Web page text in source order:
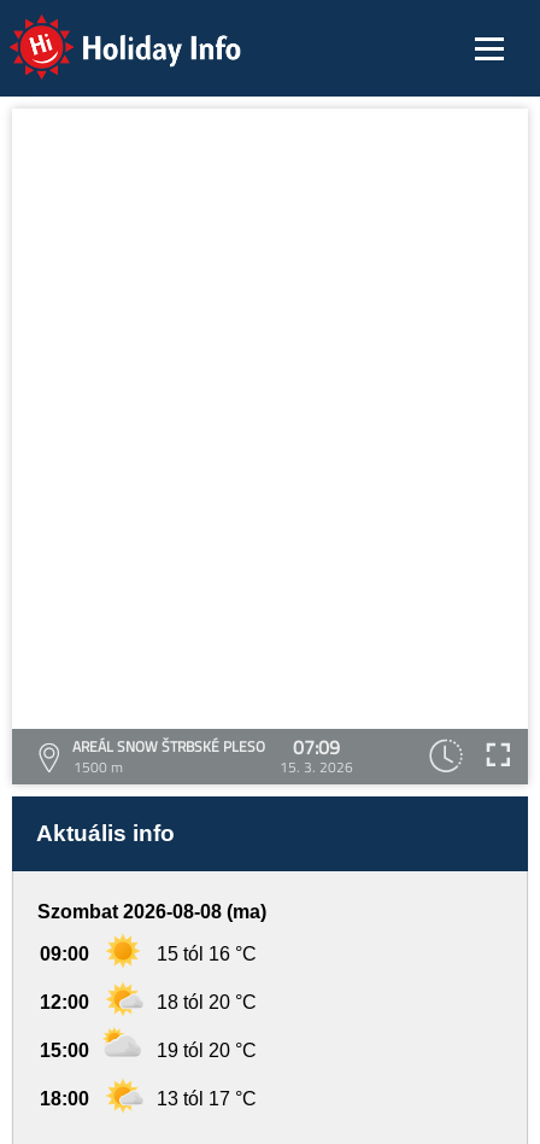
Holiday Info
AREÁL SNOW ŠTRBSKÉ PLESO
1500 m
07:09
15. 3. 2026
Aktuális info
Szombat 2026-08-08 (ma)
09:00 15 tól 16 °C
12:00 18 tól 20 °C
15:00 19 tól 20 °C
18:00 13 tól 17 °C